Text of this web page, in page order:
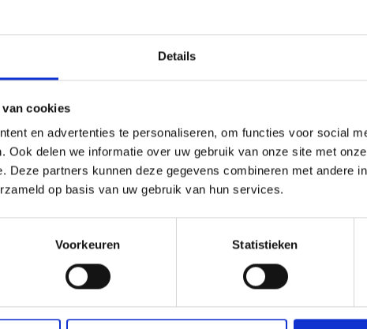
Details
cookies
en advertenties te personaliseren, om functies voor social
Ook delen we informatie over uw gebruik van onze site met
Deze partners kunnen deze gegevens combineren met andere
op basis van uw gebruik van hun services.
Voorkeuren Statistieken
ruimten, Algemene toepassing